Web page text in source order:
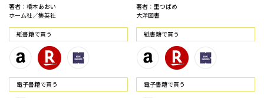
著者：橋本あおい
ホーム社／集英社
紙書籍で買う
電⼦書籍で買う
著者：里つばめ
大洋図書
紙書籍で買う
電⼦書籍で買う